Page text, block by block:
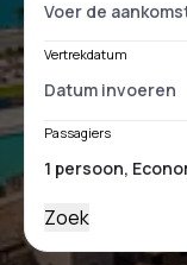
Vertrekdatum
Passagiers
Zoek